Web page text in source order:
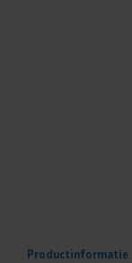
Productinformatie